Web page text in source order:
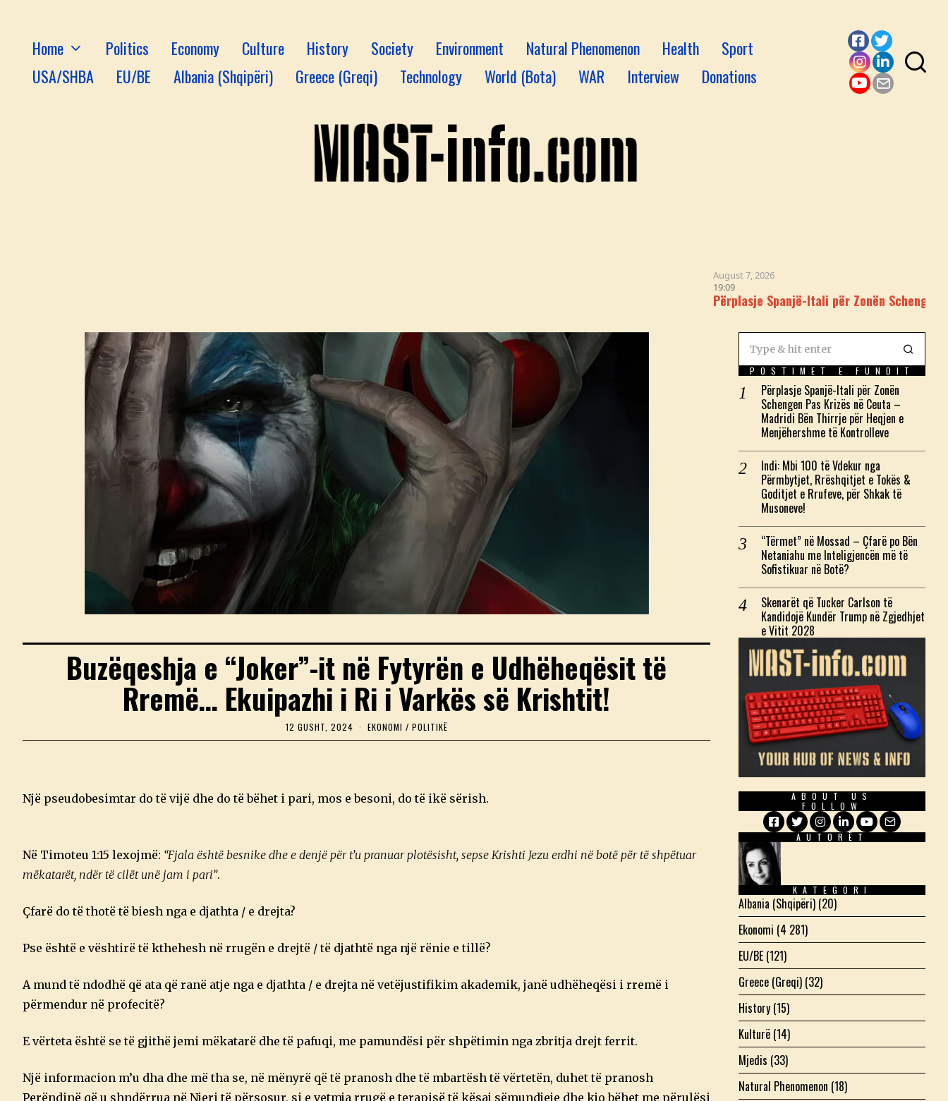
Home Politics Economy Culture History Society Environment Natural Phenomenon Health
Sport
USA/SHBA
EU/BE Albania (Shqipëri) Greece (Greqi) Technology World (Bota) WAR Interview Donations
Facebook
Twitter
Instagram
LinkedIn
August 7, 2026
Përplasje Spanjë-Itali për Zonën Schengen Pas
Buzëqeshja e “Joker”-it në Fytyrën e Udhëheqësit të
Rremë… Ekuipazhi i Ri i Varkës së Krishtit!
12 GUSHT, 2024
2
T
,
4
EKONOMI / POLITIKË
Një pseudobesimtar do të vijë dhe do të bëhet i pari, mos e besoni, do të ikë sërish.
Në Timoteu 1:15 lexojmë: “Fjala është besnike dhe e denjë për t’u pranuar plotësisht, sepse Krishti Jezu erdhi në botë për të shpëtuar
mëkatarët, ndër të cilët unë jam i pari”.
Çfarë do të thotë të biesh nga e djathta / e drejta?
Pse është e vështirë të kthehesh në rrugën e drejtë / të djathtë nga një rënie e tillë?
A mund të ndodhë që ata që ranë atje nga e djathta / e drejta në vetëjustifikim akademik, janë udhëheqësi i rremë i
përmendur në profecitë?
E vërteta është se të gjithë jemi mëkatarë dhe të pafuqi, me pamundësi për shpëtimin nga zbritja drejt ferrit.
Një informacion m’u dha dhe më tha se, në mënyrë që të pranosh dhe të mbartësh të vërtetën, duhet të pranosh
Perëndinë që u shndërrua në Njeri të përsosur, si e vetmja rrugë e terapisë të kësaj sëmundjeje dhe kjo bëhet me përulësi
POSTIMET E FUNDIT
Përplasje Spanjë-Itali për Zonën
Schengen Pas Krizës në Ceuta –
Madridi Bën Thirrje për Heqjen e
Menjëhershme të Kontrolleve
Indi: Mbi 100 të Vdekur nga
Përmbytjet, Rrëshqitjet e Tokës &
Goditjet e Rrufeve, për Shkak të
Musoneve!
“Tërmet” në Mossad – Çfarë po Bën
Netaniahu me Inteligjencën më të
Sofistikuar në Botë?
Skenarët që Tucker Carlson të
Kandidojë Kundër Trump në Zgjedhjet
e Vitit 2028
ABOUT US
FOLLOW
Facebook
TwitterInstagram
LinkedIn
YouTube
Email
AUTORËT
KATEGORI
Albania (Shqipëri) (20)
Ekonomi (4 281)
EU/BE (121)
Greece (Greqi) (32)
History (15)
Kulturë (14)
Mjedis (33)
Natural Phenomenon (18)